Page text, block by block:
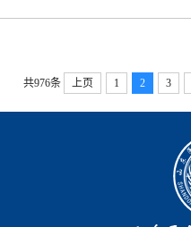
共976条 上页 1 2 3